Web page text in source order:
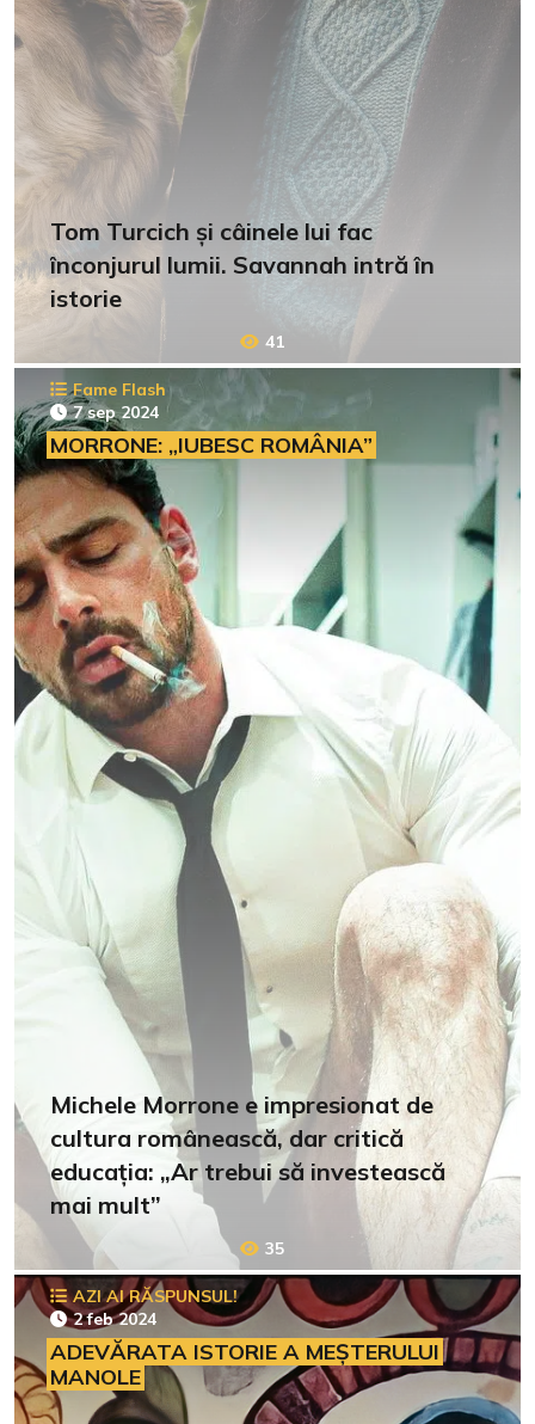
Tom Turcich și câinele lui fac
înconjurul lumii. Savannah intră în
istorie
41
Fame Flash
7 sep 2024
MORRONE: „IUBESC ROMÂNIA”
Michele Morrone e impresionat de
cultura românească, dar critică
educația: „Ar trebui să investească
mai mult”
35
AZI AI RĂSPUNSUL!
2 feb 2024
ADEVĂRATA ISTORIE A MEȘTERULUI
MANOLE